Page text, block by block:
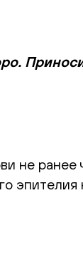
не
эпителия